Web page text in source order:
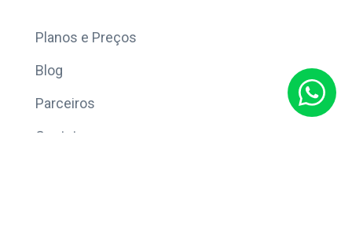
Planos e Preços
Blog
Parceiros
Contato